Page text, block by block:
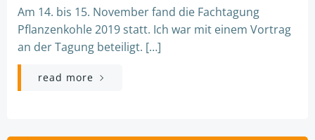
Am 14. bis 15. November fand die Fachtagung
Pflanzenkohle 2019 statt. Ich war mit einem Vortrag
an der Tagung beteiligt. […]
read more